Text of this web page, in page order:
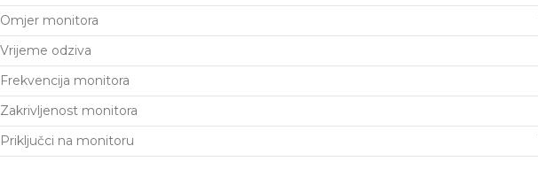
Omjer monitora
Vrijeme odziva
Frekvencija monitora
Zakrivljenost monitora
Priključci na monitoru